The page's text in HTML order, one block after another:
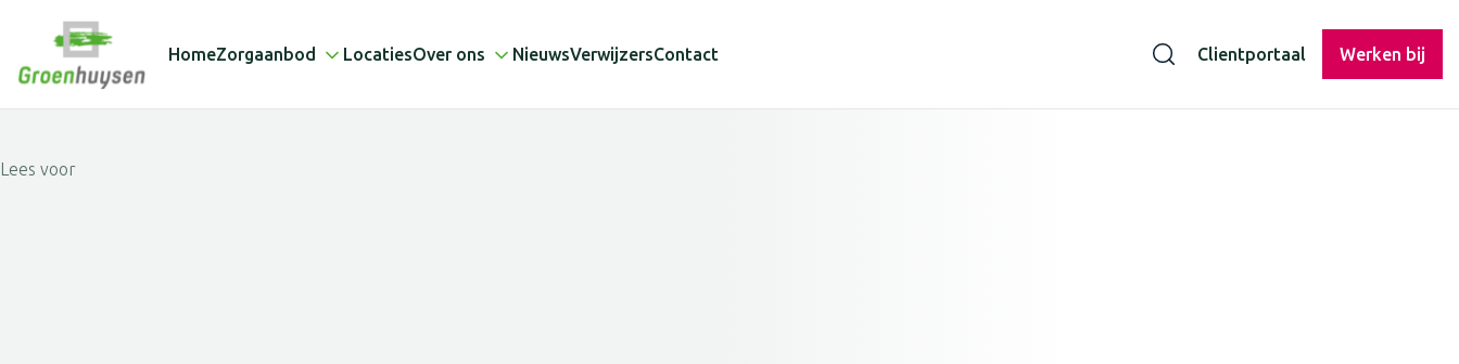
HomeZorgaanbod LocatiesOver ons NieuwsVerwijzersContact Clientportaal Werken bij
Lees voor